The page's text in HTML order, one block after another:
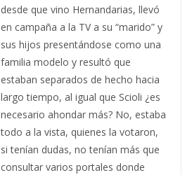
desde que vino Hernandarias, llevó
en campaña a la TV a su “marido” y
sus hijos presentándose como una
familia modelo y resultó que
estaban separados de hecho hacia
largo tiempo, al igual que Scioli ¿es
necesario ahondar más? No, estaba
todo a la vista, quienes la votaron,
si tenían dudas, no tenían más que
consultar varios portales donde